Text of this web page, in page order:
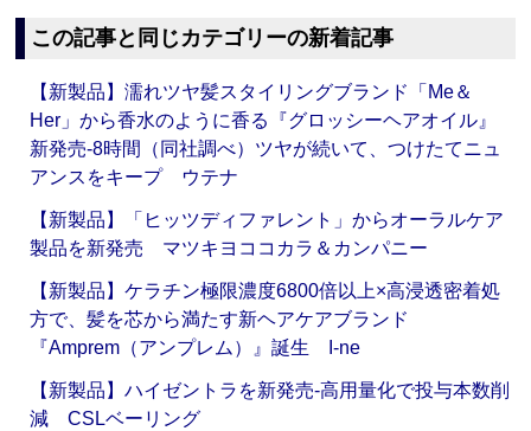
この記事と同じカテゴリーの新着記事
【新製品】濡れツヤ髪スタイリングブランド「Me＆
Her」から香水のように香る『グロッシーヘアオイル』
新発売‐8時間（同社調べ）ツヤが続いて、つけたてニュ
アンスをキープ ウテナ
【新製品】「ヒッツディファレント」からオーラルケア
製品を新発売 マツキヨココカラ＆カンパニー
【新製品】ケラチン極限濃度6800倍以上×高浸透密着処
方で、髪を芯から満たす新ヘアケアブランド
『Amprem（アンプレム）』誕生 I-ne
【新製品】ハイゼントラを新発売‐高用量化で投与本数削
減 CSLベーリング